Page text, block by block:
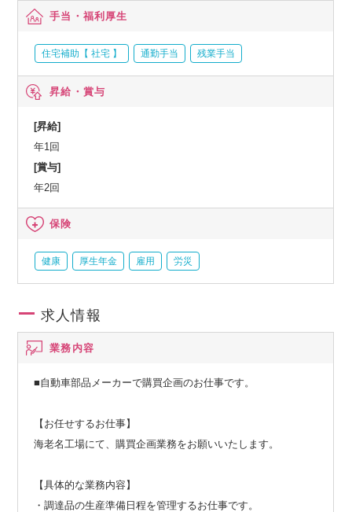
手当・福利厚生
住宅補助【 社宅 】 通勤手当 残業手当
昇給・賞与
[昇給]
年1回
[賞与]
年2回
保険
健康 厚生年金 雇用 労災
求人情報
業務内容
■自動車部品メーカーで購買企画のお仕事です。
【お任せするお仕事】
海老名工場にて、購買企画業務をお願いいたします。
【具体的な業務内容】
・調達品の生産準備日程を管理するお仕事です。